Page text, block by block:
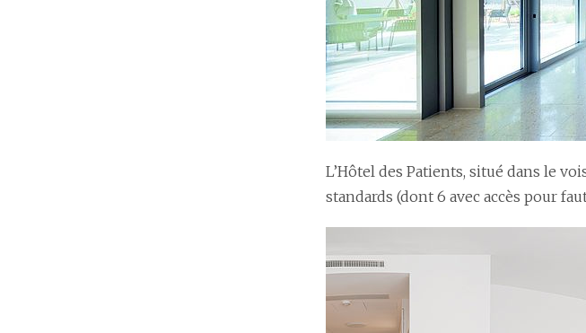
L’Hôtel des Patients, situé dans le
standards (dont 6 avec accès pour